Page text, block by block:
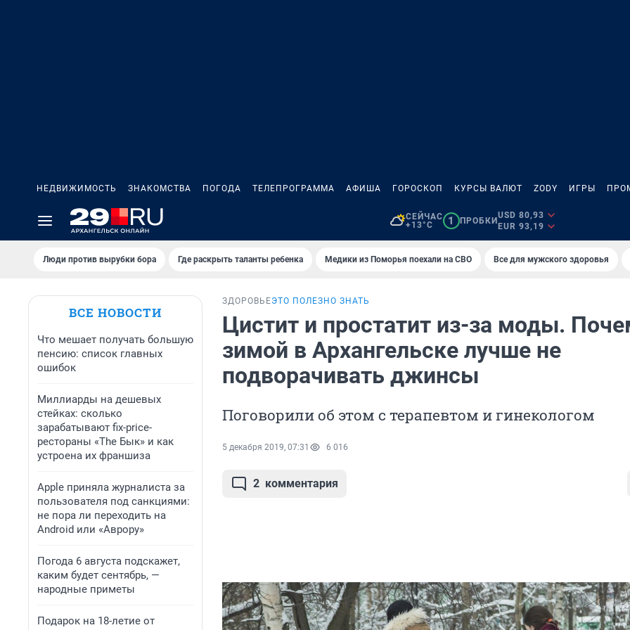
НЕДВИЖИМОСТЬ ЗНАКОМСТВА ПОГОДА ТЕЛЕПРОГРАММА АФИША ГОРОСКОП КУРСЫ ВАЛЮТ ZODY ИГРЫ
СЕЙЧАС
+13°C
1 ПРОБКИ
USD 80,93
EUR 93,19
Люди против вырубки бора Где раскрыть таланты ребенка Медики из Поморья поехали на СВО Все для мужского здоровья
ВСЕ НОВОСТИ
Что мешает получать большую
пенсию: список главных
ошибок
Миллиарды на дешевых
стейках: сколько
зарабатывают fix-price-
рестораны «The Бык» и как
устроена их франшиза
Apple приняла журналиста за
пользователя под санкциями:
не пора ли переходить на
Android или «Аврору»
Погода 6 августа подскажет,
каким будет сентябрь, —
народные приметы
Подарок на 18-летие от
ЗДОРОВЬЕЭТО ПОЛЕЗНО ЗНАТЬ
Цистит и простатит из-за моды.
зимой в Архангельске лучше не
подворачивать джинсы
Поговорили об этом с терапевтом и гинекологом
5 декабря 2019, 07:31 6 016
2 комментария